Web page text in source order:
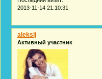
2013-11-14 21:10:31
aleksij
Активный участник